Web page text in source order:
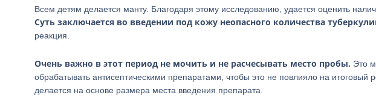
Всем детям делается манту. Благодаря этому исследованию, удается оценить
Суть заключается во введении под кожу неопасного количества
реакция.
Очень важно в этот период не мочить и не расчесывать место пробы. Это
обрабатывать антисептическими препаратами, чтобы это не повлияло на итоговый
делается на основе размера места введения препарата.